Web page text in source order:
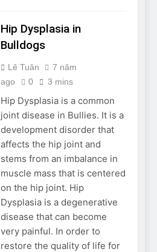
Hip Dysplasia in
Bulldogs
Lê Tuân
7 năm
ago
0 3 mins
Hip Dysplasia is a common
joint disease in Bullies. It is a
development disorder that
affects the hip joint and
stems from an imbalance in
muscle mass that is centered
on the hip joint. Hip
Dysplasia is a degenerative
disease that can become
very painful. In order to
restore the quality of life for